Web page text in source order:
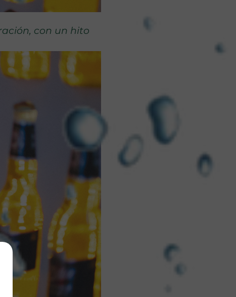
con un hito